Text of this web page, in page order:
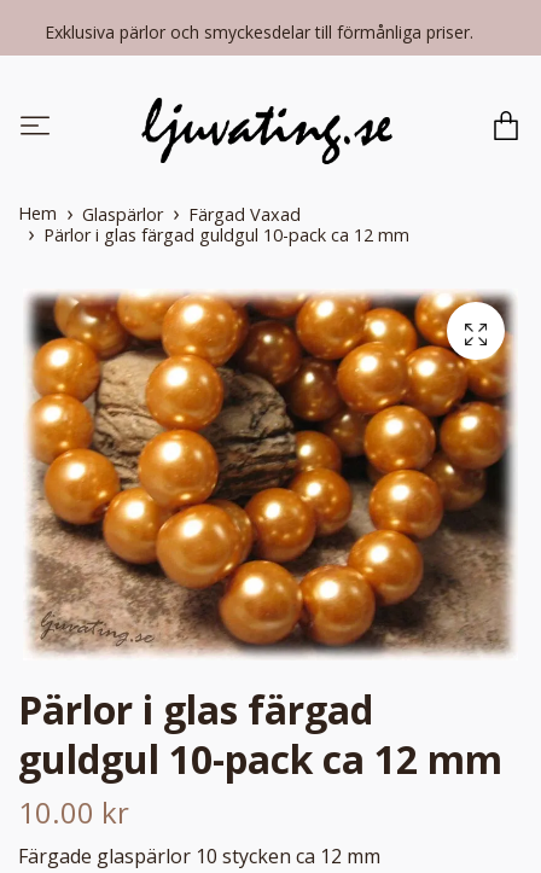
Exklusiva pärlor och smyckesdelar till förmånliga priser.
Hem Glaspärlor
Färgad Vaxad
Pärlor i glas färgad guldgul 10-pack ca 12 mm
Pärlor i glas färgad
guldgul 10-pack ca 12 mm
10.00 kr
Färgade glaspärlor 10 stycken ca 12 mm